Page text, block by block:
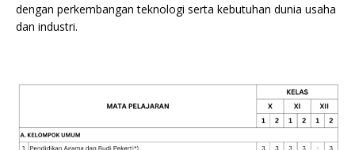
dengan perkembangan teknologi serta kebutuhan dunia usaha
dan industri.